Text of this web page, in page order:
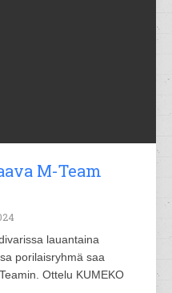
M-Team
lauantaina
porilaisryhmä saa
Ottelu KUMEKO